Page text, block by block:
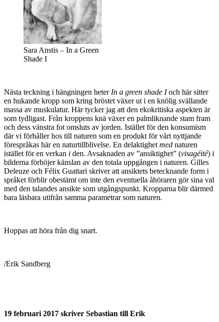
Sara Anstis – In a Green
Shade I
Nästa teckning i hängningen heter In a green shade Ioch här sitter
en hukande kropp som kring bröstet växer ut i en knölig svällande
massa av muskulatur. Här tycker jag att den ekokritiska aspekten är
som tydligast. Från kroppens knä växer en palmliknande stam fram
och dess vänstra fot omsluts av jorden. Istället för den konsumism
där vi förhåller hos till naturen som en produkt för vårt nyttjande
förespråkas här en naturtillblivelse. En delaktighet med naturen
istället för en verkan i den. Avsaknaden av ”ansiktighet” (visagéité) i
bilderna förhöjer känslan av den totala uppgången i naturen. Gilles
Deleuze och Félix Guattari skriver att ansiktets betecknande form i
språket förblir obestämt om inte den eventuella åhöraren gör sina val
med den talandes ansikte som utgångspunkt. Kropparna blir därmed
bara läsbara utifrån samma parametrar som naturen.
Hoppas att höra från dig snart.
/Erik Sandberg
19 februari 2017 skriver Sebastian till Erik